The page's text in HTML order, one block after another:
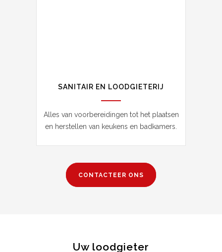
SANITAIR EN LOODGIETERIJ
Alles van voorbereidingen tot het plaatsen
en herstellen van keukens en badkamers.
CONTACTEER ONS
Uw loodgieter